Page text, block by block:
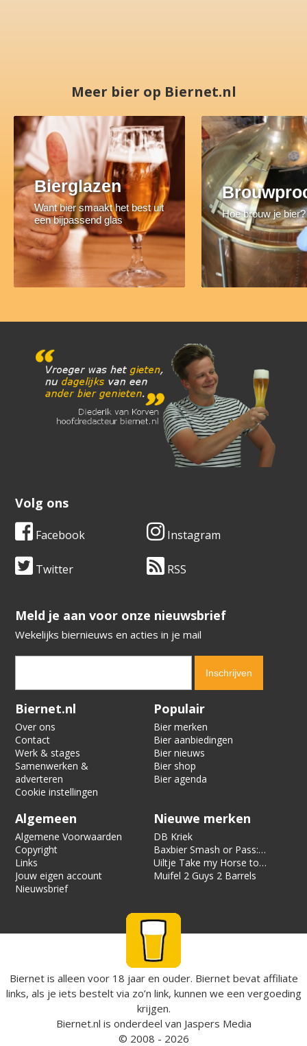
Meer bier op Biernet.nl
Bierglazen
Want bier smaakt het best uit
een bijpassend glas
Hoe brouw je bier?
Volg ons
Facebook Instagram
Twitter RSS
​​​​​​​Meld je aan voor onze nieuwsbrief
Wekelijks biernieuws en acties in je mail
Verification code:
Biernet.nl
Over ons
Contact
Werk & stages
Samenwerken &
adverteren
Cookie instellingen
Populair
Bier merken
Bier aanbiedingen
Bier nieuws
Bier shop
Bier agenda
Algemeen
Algemene Voorwaarden
Copyright
Links
Jouw eigen account
Nieuwsbrief
Nieuwe merken
DB Kriek
Baxbier Smash or Pass:
Strata
Uiltje Take my Horse to
the Hotel Room
Muifel 2 Guys 2 Barrels
Biernet is alleen voor 18 jaar en ouder. Biernet bevat affiliate
links, als je iets bestelt via zo’n link, kunnen we een vergoeding
krijgen.
Biernet.nl is onderdeel van Jaspers Media
© 2008 - 2026